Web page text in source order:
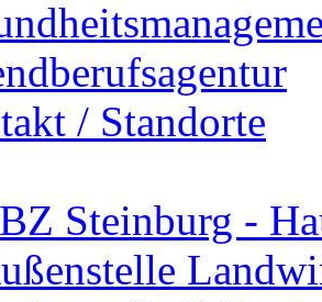
/ Standorte
Steinburg -